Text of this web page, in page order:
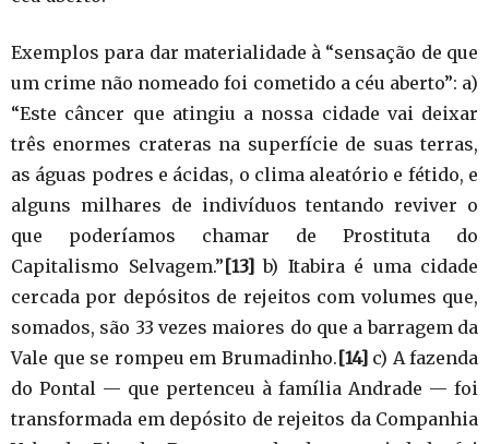
Exemplos para dar materialidade à “sensação de que
um crime não nomeado foi cometido a céu aberto”: a)
“Este câncer que atingiu a nossa cidade vai deixar
três enormes crateras na superfície de suas terras,
as águas podres e ácidas, o clima aleatório e fétido, e
alguns milhares de indivíduos tentando reviver o
que poderíamos chamar de Prostituta do
Capitalismo Selvagem.”[13]b) Itabira é uma cidade
cercada por depósitos de rejeitos com volumes que,
somados, são 33 vezes maiores do que a barragem da
Vale que se rompeu em Brumadinho.[14]c) A fazenda
do Pontal — que pertenceu à família Andrade — foi
transformada em depósito de rejeitos da Companhia